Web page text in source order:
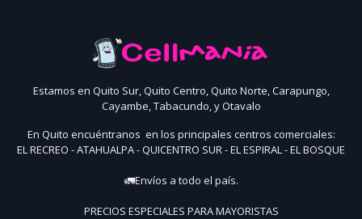
Estamos en Quito Sur, Quito Centro, Quito Norte, Carapungo,
Cayambe, Tabacundo, y Otavalo
En Quito encuéntranos en los principales centros comerciales:
EL RECREO - ATAHUALPA - QUICENTRO SUR - EL ESPIRAL - EL BOSQUE
🚛Envíos a todo el país.
PRECIOS ESPECIALES PARA MAYORISTAS